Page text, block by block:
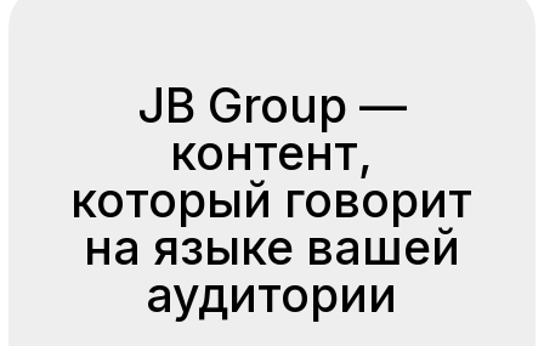
Создаем видео и визуальные
коммуникации, которые решают
бизнес-задачи, а не просто
собирают лайки. Мы понимаем
стратегию бренда
и превращаем её в контент
с измеримым эффектом.